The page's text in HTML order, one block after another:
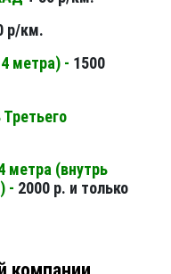
р/км.
метра) - 1500
метра (внутрь
- 2000 р. и только